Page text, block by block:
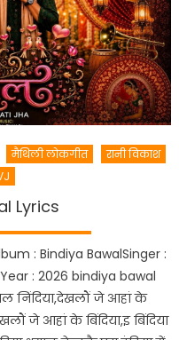
मैथिली लोकगीत
रानी विकाश
Lyrics
: Bindiya BawalSinger :
: 2026 bindiya bawal
निंदिया,देखलौं जे आहां के
जे आहां के बिंदिया,इ बिंदिया